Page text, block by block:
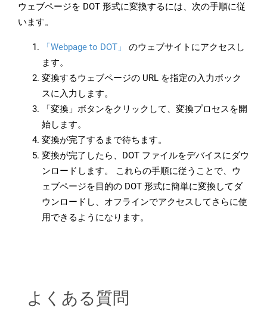
ウェブページを DOT 形式に変換するには、次の手順に従
います。
「Webpage to DOT」
のウェブサイトにアクセスし
ます。
変換するウェブページの URL を指定の入力ボック
スに入力します。
「変換」ボタンをクリックして、変換プロセスを開
始します。
変換が完了するまで待ちます。
変換が完了したら、DOT ファイルをデバイスにダウ
ンロードします。 これらの手順に従うことで、ウ
ェブページを目的の DOT 形式に簡単に変換してダ
ウンロードし、オフラインでアクセスしてさらに使
用できるようになります。
よくある質問